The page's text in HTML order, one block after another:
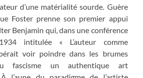
d’une matérialité sourde. Guère
Foster prenne son premier appui
Benjamin qui, dans une conférence
intitulée « L’auteur comme
voir poindre dans les brumes
du fascisme un authentique art